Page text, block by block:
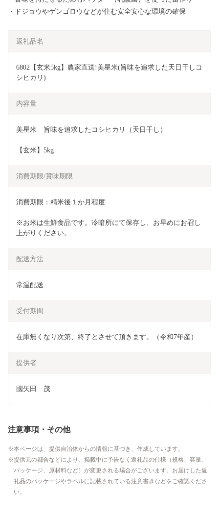
・ドジョウやゲンゴロウなどが住む安全安心な環境の確保
返礼品名
6802【玄米5kg】農家直送!美星米(旨味を追求した天日干しコ
シヒカリ)
内容量
美星米　旨味を追求したコシヒカリ（天日干し）
【玄米】5kg
消費期限/賞味期限
消費期限：精米後１か月程度
※お米は生鮮食品です。冷暗所にて保存し、お早めにお召し
上がりください。
配送方法
常温配送
受付期間
在庫無くなり次第、終了とさせて頂きます。（令和7年産）
提供者
國矢田　茂
注意事項・その他
本ページは、提供自治体からの情報に基づき、作成しています。
提供元の都合などにより、掲載中に予告なく返礼品の仕様（規格、容量、
パッケージ、原材料など）が変更される場合がございます。お届けした返
礼品のパッケージやラベルに記載されている注意書きなどをご確認くださ
い。